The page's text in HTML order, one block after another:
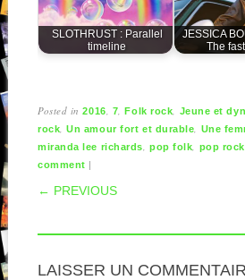
SLOTHRUST : Parallel
timeline
JESSICA
The
Posted in2016 7 ,Folk rock Jeune et
rock ,Un amour fort et durable Une
miranda lee richards ,pop folk pop rock
comment |
POST
← PREVIOUS
LAISSER UN